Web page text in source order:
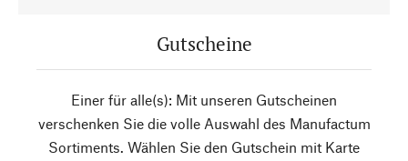
Gutscheine
Einer für alle(s): Mit unseren Gutscheinen
verschenken Sie die volle Auswahl des Manufactum
Sortiments. Wählen Sie den Gutschein mit Karte